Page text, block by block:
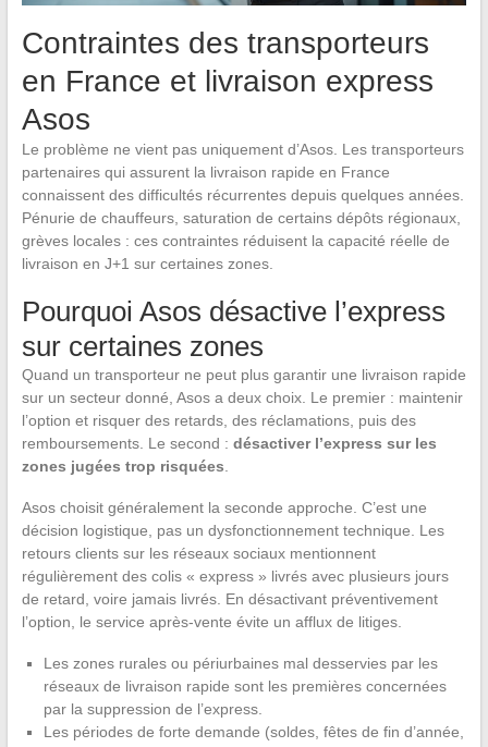
Contraintes des transporteurs
en France et livraison express
Asos
Le problème ne vient pas uniquement d’Asos. Les transporteurs
partenaires qui assurent la livraison rapide en France
connaissent des difficultés récurrentes depuis quelques années.
Pénurie de chauffeurs, saturation de certains dépôts régionaux,
grèves locales : ces contraintes réduisent la capacité réelle de
livraison en J+1 sur certaines zones.
Pourquoi Asos désactive l’express
sur certaines zones
Quand un transporteur ne peut plus garantir une livraison rapide
sur un secteur donné, Asos a deux choix. Le premier : maintenir
l’option et risquer des retards, des réclamations, puis des
remboursements. Le second : désactiver l’express sur les
zones jugées trop risquées
Asos choisit généralement la seconde approche. C’est une
décision logistique, pas un dysfonctionnement technique. Les
retours clients sur les réseaux sociaux mentionnent
régulièrement des colis « express » livrés avec plusieurs jours
de retard, voire jamais livrés. En désactivant préventivement
l’option, le service après-vente évite un afflux de litiges.
Les zones rurales ou périurbaines mal desservies par les
réseaux de livraison rapide sont les premières concernées
par la suppression de l’express.
Les périodes de forte demande (soldes, fêtes de fin d’année,